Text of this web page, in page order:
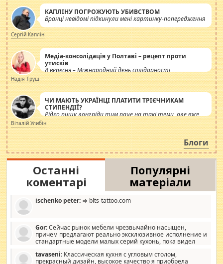
КАПЛІНУ ПОГРОЖУЮТЬ УБИВСТВОМ
Вранці невідомі підкинули мені картинку-попередження
Сергій Каплін
Медіа-консолідація у Полтаві – рецепт проти
утисків
8 вересня – Міжнародний день солідарності
журналістів.
Надія Труш
ЧИ МАЮТЬ УКРАЇНЦІ ПЛАТИТИ ТРІЄЧНИКАМ
СТИПЕНДІЇ?
Рідко пишу лонгріди тим паче на такі теми, але вже
просто дістало! Обурюють сьогоднішні інсенуації
навколо стипендіального питання. Штучно
роздувається ще одна соціальна катастрофа.
Віталій Улибін
Блоги
Останні
коментарі
Популярні
матеріали
ischenko peter: ⇒ blts-tattoo.com
Gor:Сейчас рынок мебели чрезвычайно насыщен,
причем предлагают реально эксклюзивное исполнение и
стандартные модели малых серий кухонь, пока видел
стандартные формы, в MebelOk, креативненько и что главное -
со вкусом все в порядке, без ненужных наворотов удорожающих
tavaseni: Классическая кухня с угловым столом,
прекрасный дизайн, высокое качество я приобрела